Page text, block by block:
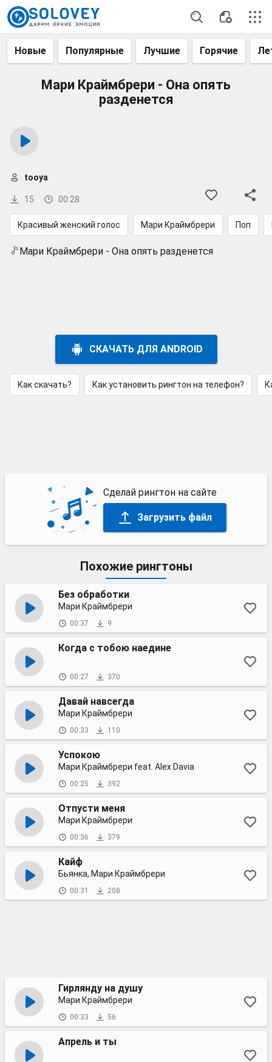
Новые Популярные Лучшие Горячие
Мари Краймбрери - Она опять
разденется
15 00:28
tooya
Красивый женский голос Мари Краймбрери Поп
Мари Краймбрери - Она опять разденется
СКАЧАТЬ ДЛЯ ANDROID
Как скачать? Как установить рингтон на телефон?
Сделай рингтон на сайте
Загрузить файл
Похожие рингтоны
Без обработки
Мари Краймбрери
00:37 9
Когда с тобою наедине
00:27 370
Давай навсегда
Мари Краймбрери
00:33 110
Успокою
Мари Краймбрери feat. Alex Davia
00:25 392
Отпусти меня
Мари Краймбрери
00:36 379
Кайф
Бьянка, Мари Краймбрери
00:31 208
Гирлянду на душу
Мари Краймбрери
00:33 56
Апрель и ты